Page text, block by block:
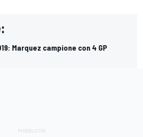
Marquez campione con 4 GP